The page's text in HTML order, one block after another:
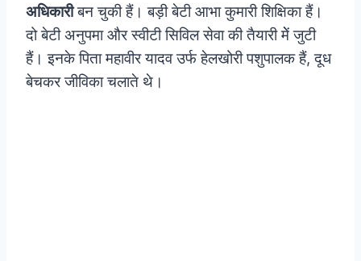
अधिकारीबन चुकी हैं। बड़ी बेटी आभा कुमारी शिक्षिका हैं।
दो बेटी अनुपमा और स्वीटी सिविल सेवा की तैयारी मेें जुटी
हैं। इनके पिता महावीर यादव उर्फ हेलखोरी पशुपालक हैं, दूध
बेचकर जीविका चलाते थे।